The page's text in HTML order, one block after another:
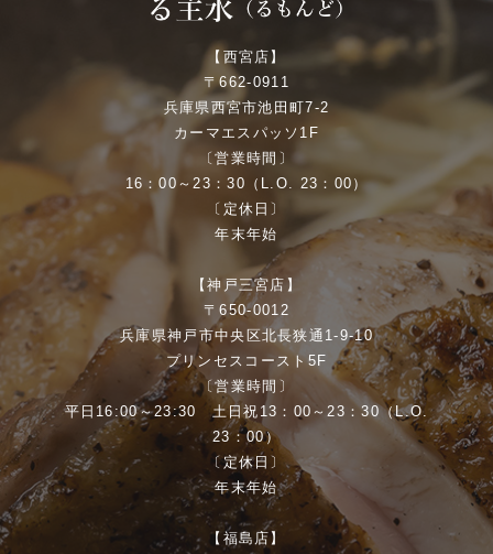
【西宮店】
〒662-0911
兵庫県西宮市池田町7-2
カーマエスパッソ1F
〔営業時間〕
16：00～23：30（L.O. 23：00）
〔定休日〕
年末年始
【神戸三宮店】
〒650-0012
兵庫県神戸市中央区北長狭通1-9-10
プリンセスコースト5F
〔営業時間〕
平日16:00～23:30 土日祝13：00～23：30（L.O.
23：00）
〔定休日〕
年末年始
【福島店】